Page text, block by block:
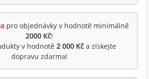
pro objednávky v hodnotě minimálně
2000 Kč!
v hodnotě 2 000 Kča získejte
dopravu zdarma!